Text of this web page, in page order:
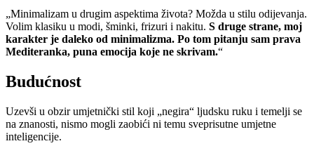
„Minimalizam u drugim aspektima života? Možda u stilu odijevanja.
Volim klasiku u modi, šminki, frizuri i nakitu. S druge strane, moj
karakter je daleko od minimalizma. Po tom pitanju sam prava
Mediteranka, puna emocija koje ne skrivam.“
Budućnost
Uzevši u obzir umjetnički stil koji „negira“ ljudsku ruku i temelji se
na znanosti, nismo mogli zaobići ni temu sveprisutne umjetne
inteligencije.